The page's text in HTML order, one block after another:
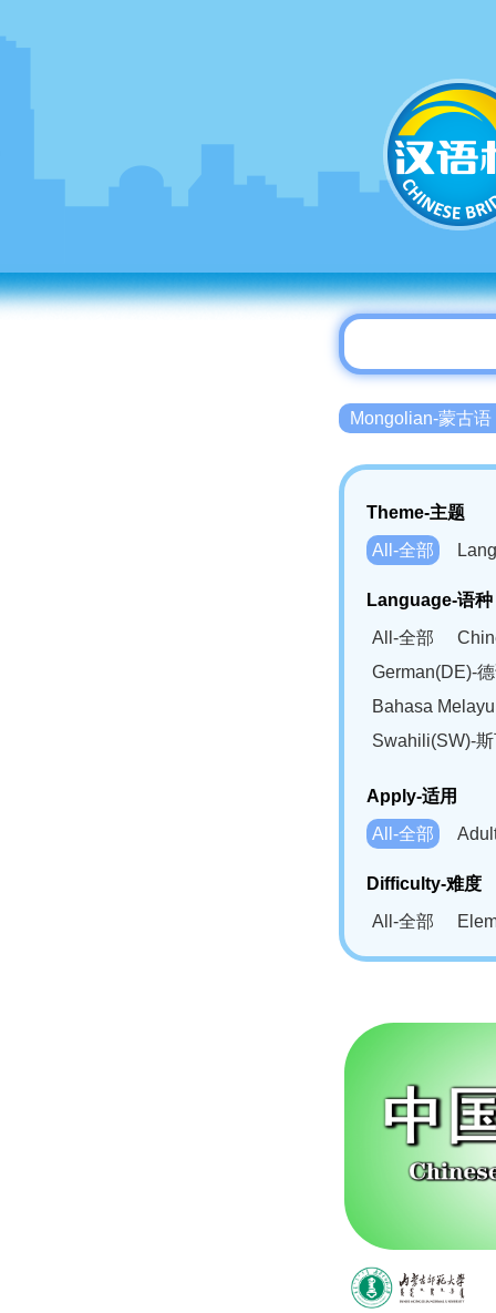
Mongolian-蒙古语
Theme-主题
All-全部
Language-语种
All-全部
German(DE)-
Bahasa
Swahili(SW)-
Apply-适用
All-全部
Difficulty-难度
All-全部